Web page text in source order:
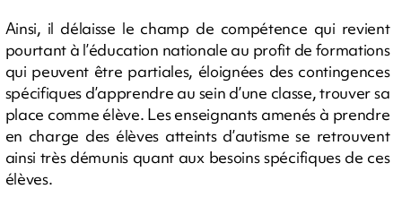
Ainsi, il délaisse le champ de compétence qui revient
pourtant à l’éducation nationale au profit de formations
qui peuvent être partiales, éloignées des contingences
spécifiques d’apprendre au sein d’une classe, trouver sa
place comme élève. Les enseignants amenés à prendre
en charge des élèves atteints d’autisme se retrouvent
ainsi très démunis quant aux besoins spécifiques de ces
élèves.